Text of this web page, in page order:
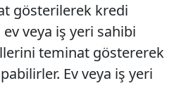
gösterilerek kredi
veya iş yeri sahibi
teminat göstererek
Ev veya iş yeri